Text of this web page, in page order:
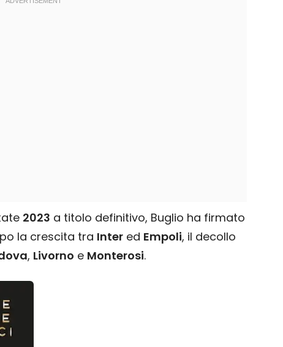
2023 a titolo definitivo, Buglio ha firmato
la crescita tra Inter ed Empoli, il decollo
, Livorno e Monterosi.